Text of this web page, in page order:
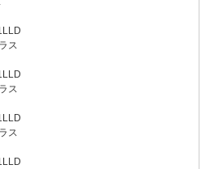
ス
ス
ス